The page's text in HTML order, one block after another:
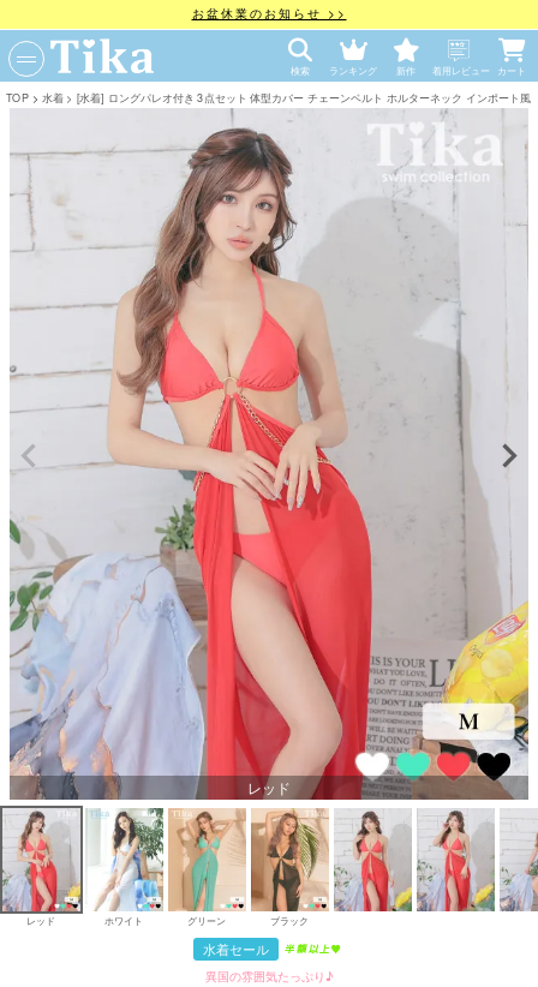
お盆休業のお知らせ >>
検索 ランキング 新作 着用レビュー カート
TOP 水着 [水着] ロングパレオ付き 3点セット 体型カバー チェーンベルト ホルターネック インポート
レッド
レッド ホワイト グリーン ブラック
水着セール
異国の雰囲気たっぷり♪